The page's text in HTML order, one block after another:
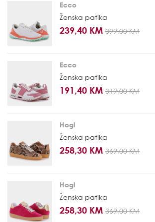
Ecco
Ženska patika
239,40 KM 399,00 KM
Ecco
Ženska patika
191,40 KM 319,00 KM
Hogl
Ženska patika
258,30 KM 369,00 KM
Hogl
Ženska patika
258,30 KM 369,00 KM